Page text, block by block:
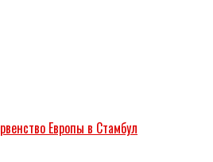
Европы в Стамбул